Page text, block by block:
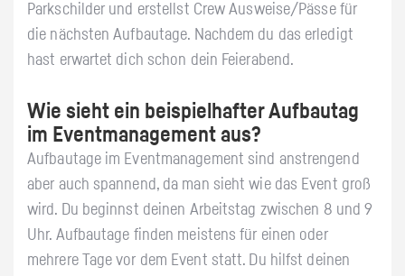
Parkschilder und erstellst Crew Ausweise/Pässe für
die nächsten Aufbautage. Nachdem du das erledigt
hast erwartet dich schon dein Feierabend.
Wie sieht ein beispielhafter Aufbautag
im Eventmanagement aus?
Aufbautage im Eventmanagement sind anstrengend
aber auch spannend, da man sieht wie das Event groß
wird. Du beginnst deinen Arbeitstag zwischen 8 und 9
Uhr. Aufbautage finden meistens für einen oder
mehrere Tage vor dem Event statt. Du hilfst deinen